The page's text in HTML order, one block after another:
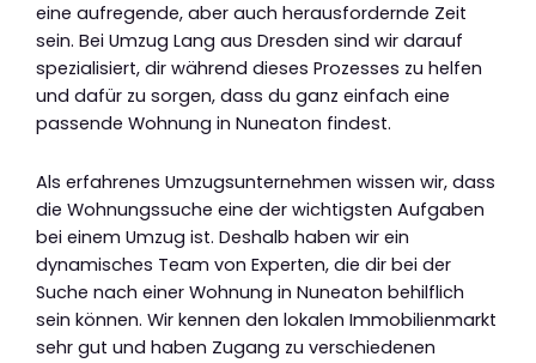
eine aufregende, aber auch herausfordernde Zeit
sein. Bei Umzug Lang aus Dresden sind wir darauf
spezialisiert, dir während dieses Prozesses zu helfen
und dafür zu sorgen, dass du ganz einfach eine
passende Wohnung in Nuneaton findest.
Als erfahrenes Umzugsunternehmen wissen wir, dass
die Wohnungssuche eine der wichtigsten Aufgaben
bei einem Umzug ist. Deshalb haben wir ein
dynamisches Team von Experten, die dir bei der
Suche nach einer Wohnung in Nuneaton behilflich
sein können. Wir kennen den lokalen Immobilienmarkt
sehr gut und haben Zugang zu verschiedenen